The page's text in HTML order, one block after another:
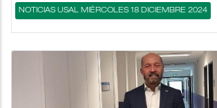
NOTICIAS USAL MIÉRCOLES 18 DICIEMBRE 2024